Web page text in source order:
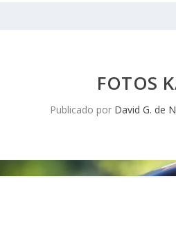
FOTOS
Publicado por David G. de